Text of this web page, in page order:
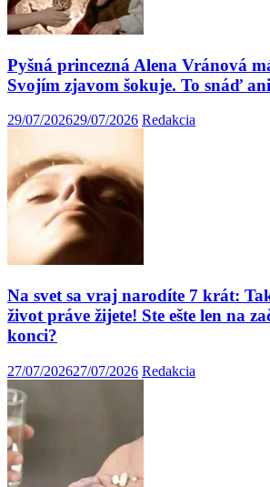
Pyšná princezná Alena Vránová
Svojím zjavom šokuje. To snáď
29/07/202629/07/2026 Redakcia
Na svet sa vraj narodíte 7 krát:
život práve žijete! Ste ešte len na
konci?
27/07/202627/07/2026 Redakcia